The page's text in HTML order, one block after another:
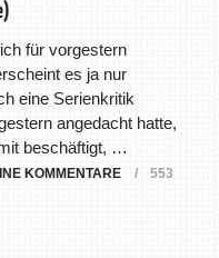
für vorgestern
es ja nur
eine Serienkritik
angedacht hatte,
beschäftigt, …
KOMMENTARE
553